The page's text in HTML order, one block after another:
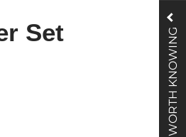
Set
WORTH KNOWING